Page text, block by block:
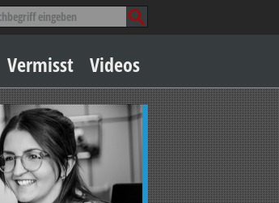
Vermisst Videos